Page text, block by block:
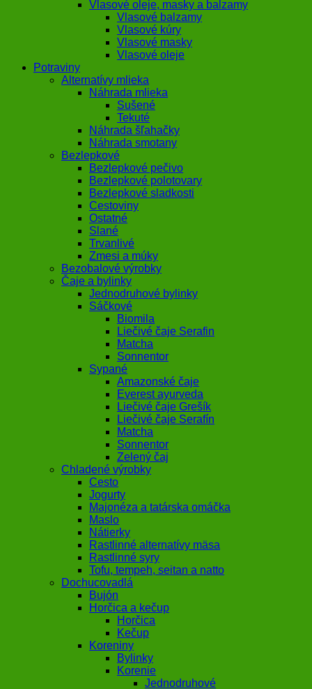
Vlasové oleje, masky a balzamy
Vlasové balzamy
Vlasové kúry
Vlasové masky
Vlasové oleje
Potraviny
Alternatívy mlieka
Náhrada mlieka
Sušené
Tekuté
Náhrada šľahačky
Náhrada smotany
Bezlepkové
Bezlepkové pečivo
Bezlepkové polotovary
Bezlepkové sladkosti
Cestoviny
Ostatné
Slané
Trvanlivé
Zmesi a múky
Bezobalové výrobky
Čaje a bylinky
Jednodruhové bylinky
Sáčkové
Biomila
Liečivé čaje Serafin
Matcha
Sonnentor
Sypané
Amazonské čaje
Everest ayurveda
Liečivé čaje Grešík
Liečivé čaje Serafín
Matcha
Sonnentor
Zelený čaj
Chladené výrobky
Cesto
Jogurty
Majonéza a tatárska omáčka
Maslo
Nátierky
Rastlinné alternatívy mäsa
Rastlinné syry
Tofu, tempeh, seitan a natto
Dochucovadlá
Bujón
Horčica a kečup
Horčica
Kečup
Koreniny
Bylinky
Korenie
Jednodruhové